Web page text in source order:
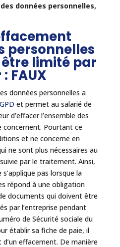
données personnelles,
personnelles
limité par
FAUX
données personnelles a
et permet au salarié de
d’effacer l’ensemble des
concernent. Pourtant ce
et ne concerne en
ne sont plus nécessaires au
par le traitement. Ainsi,
pas lorsque la
répond à une obligation
documents qui doivent être
par l’entreprise pendant
de Sécurité sociale du
établir sa fiche de paie, il
effacement. De manière